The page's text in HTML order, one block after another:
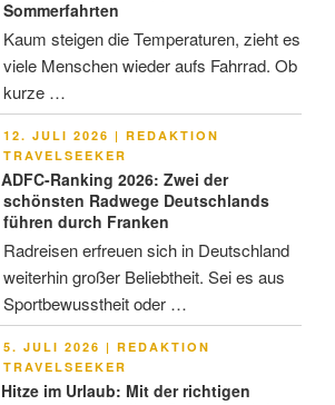
Sommerfahrten
Kaum steigen die Temperaturen, zieht es
viele Menschen wieder aufs Fahrrad. Ob
kurze …
VERÖFFENTLICHT
AM
12. JULI 2026 | REDAKTION
TRAVELSEEKER
ADFC-Ranking 2026: Zwei der
schönsten Radwege Deutschlands
führen durch Franken
Radreisen erfreuen sich in Deutschland
weiterhin großer Beliebtheit. Sei es aus
Sportbewusstheit oder …
VERÖFFENTLICHT
AM
5. JULI 2026 | REDAKTION
TRAVELSEEKER
Hitze im Urlaub: Mit der richtigen